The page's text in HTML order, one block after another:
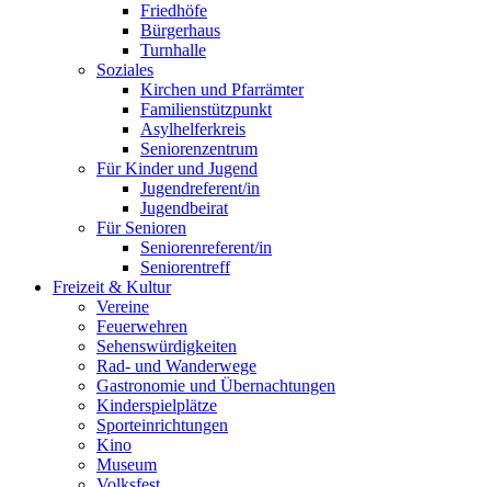
Friedhöfe
Bürgerhaus
Turnhalle
Soziales
Kirchen und Pfarrämter
Familienstützpunkt
Asylhelferkreis
Seniorenzentrum
Für Kinder und Jugend
Jugendreferent/in
Jugendbeirat
Für Senioren
Seniorenreferent/in
Seniorentreff
Freizeit & Kultur
Vereine
Feuerwehren
Sehenswürdigkeiten
Rad- und Wanderwege
Gastronomie und Übernachtungen
Kinderspielplätze
Sporteinrichtungen
Kino
Museum